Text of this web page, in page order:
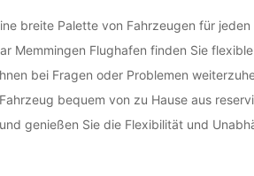
breite Palette von Fahrzeugen für jeden
Memmingen Flughafen finden Sie
bei Fragen oder Problemen
bequem von zu Hause aus
genießen Sie die Flexibilität und